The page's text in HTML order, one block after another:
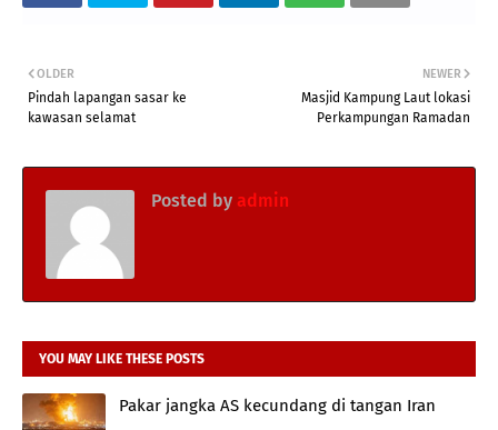
NEWER
Masjid Kampung Laut lokasi
Perkampungan Ramadan
OLDER
Pindah lapangan sasar ke
kawasan selamat
Posted by admin
YOU MAY LIKE THESE POSTS
Pakar jangka AS kecundang di tangan Iran